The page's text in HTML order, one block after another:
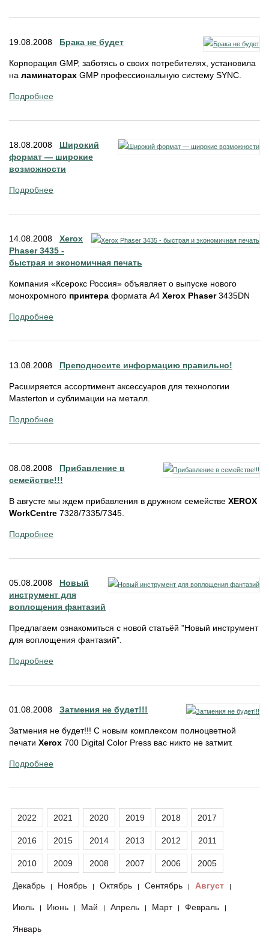
19.08.2008 Брака не будет
Корпорация GMP, заботясь о своих потребителях, установила
на ламинаторах GMP профессиональную систему SYNC.
Подробнее
18.08.2008 Широкий
формат — широкие
возможности
Подробнее
14.08.2008 Xerox
Phaser 3435 -
быстрая и экономичная печать
Компания «Ксерокс Россия» объявляет о выпуске нового
монохромного принтера формата A4 Xerox Phaser3435DN
Подробнее
13.08.2008 Преподносите информацию правильно!
Расширяется ассортимент аксессуаров для технологии
Masterton и сублимации на металл.
Подробнее
08.08.2008 Прибавление в
семействе!!!
В августе мы ждем прибавления в дружном семействе XEROX
WorkCentre 7328/7335/7345.
Подробнее
05.08.2008 Новый
инструмент для
воплощения фантазий
Предлагаем ознакомиться с новой статьёй "Новый инструмент
для воплощения фантазий".
Подробнее
01.08.2008 Затмения не будет!!!
Затмения не будет!!! С новым комплексом полноцветной
печати Xerox 700 Digital Color Press вас никто не затмит.
Подробнее
2022 2021 2020 2019 2018 2017
2016 2015 2014 2013 2012 2011
2010 2009 2008 2007 2006 2005
Декабрь | Ноябрь | Октябрь | Сентябрь | Август |
Июль | Июнь | Май | Апрель | Март | Февраль |
Январь